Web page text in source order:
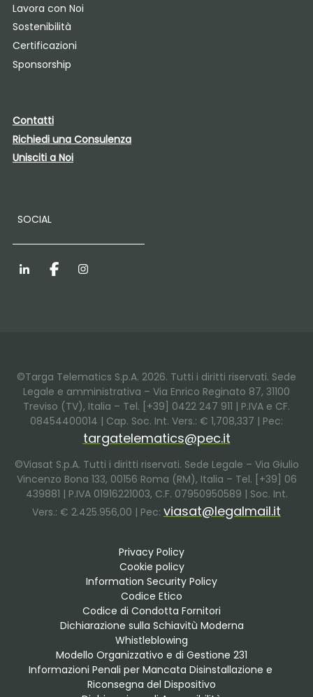
Lavora con Noi
Sostenibilità
Certificazioni
Sponsorship
Contatti
Richiedi una Consulenza
Unisciti a Noi
SOCIAL
LinkedInFacebookInstagram
©Targa Telematics S.p.A. 2026. Tutti i diritti riservati. Sede
Legale e amministrativa – Via Enrico Reginato 87, 31100
Treviso (TV), Italia – Tel. [+39] 0422 247 911 | P.IVA e CF.
08454400014 | Cap. Soc. Int. Vers.: € 1,708,337 | Pec:
targatelematics@pec.it
©Viasat S.p.A. Tutti i diritti riservati. Sede Legale – Via Giulio
Vincenzo Bona 133, 00156 Roma (RM), Italia – Tel. [+39] 06
439881 | P.IVA 01916221003, C.F. 07950950589 | Soc. Int.
Vers.: € 2.425.956,00 | Pec: viasat@legalmail.it
Privacy Policy
Cookie policy
Information Security Policy
Codice Etico
Codice di Condotta Fornitori
Dichiarazione sulla Schiavitù Moderna
Whistleblowing
Modello Organizzativo e di Gestione 231
Informazioni Penali per Mancata Disinstallazione e
Riconsegna del Dispositivo